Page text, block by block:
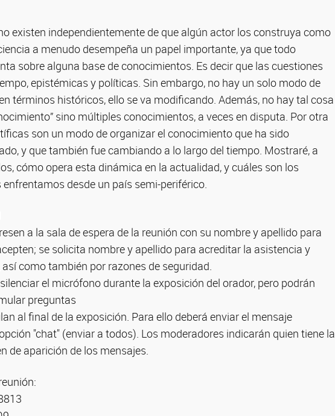
existen independientemente de que algún actor los construya como
a menudo desempeña un papel importante, ya que todo
sobre alguna base de conocimientos. Es decir que las cuestiones
epistémicas y políticas. Sin embargo, no hay un solo modo de
términos históricos, ello se va modificando. Además, no hay tal cosa
sino múltiples conocimientos, a veces en disputa. Por otra
son un modo de organizar el conocimiento que ha sido
y que también fue cambiando a lo largo del tiempo. Mostraré, a
cómo opera esta dinámica en la actualidad, y cuáles son los
desde un país semi-periférico.
a la sala de espera de la reunión con su nombre y apellido para
se solicita nombre y apellido para acreditar la asistencia y
como también por razones de seguridad.
el micrófono durante la exposición del orador, pero podrán
preguntas
al final de la exposición. Para ello deberá enviar el mensaje
"chat" (enviar a todos). Los moderadores indicarán quien tiene la
de aparición de los mensajes.